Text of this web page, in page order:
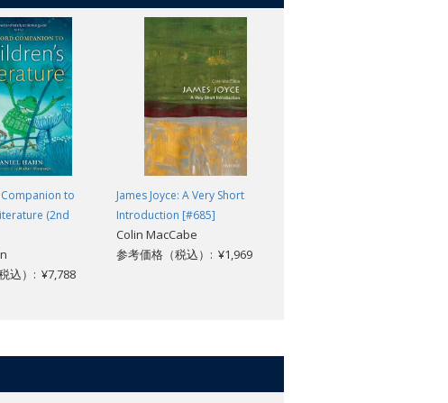
to
(2nd
込）: ¥7,788
James Joyce: A Very Short
Introduction [#685]
Colin MacCabe
参考価格（税込）: ¥1,969